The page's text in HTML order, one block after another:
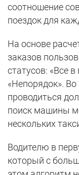
соотношение
поездок для
На основе
заказов
статусов: «Все
«Непорядок».
проводиться
поиск машины
нескольких
Водителю в
который с